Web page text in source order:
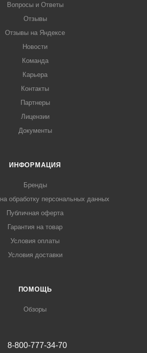
Вопросы и Ответы
Отзывы
Отзывы на Яндексе
Новости
Команда
Карьера
Контакты
Партнеры
Лицензии
Документы
ИНФОРМАЦИЯ
Бренды
обработку персональных данных
Публичная оферта
Гарантия на товар
Условия оплаты
Условия доставки
ПОМОЩЬ
Обзоры
8-800-777-34-70